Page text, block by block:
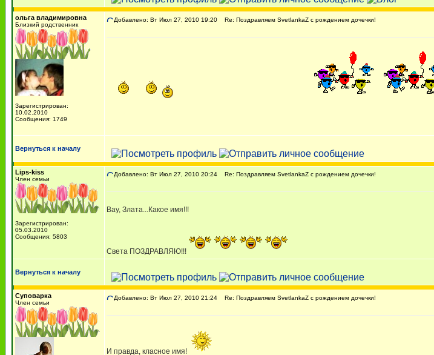
ольга владимировна
Близкий родственник
Зарегистрирован:
10.02.2010
Сообщения: 1749
Добавлено: Вт Июл 27, 2010 19:20 Re: Поздравляем SvetlankaZ с рождением дочечки!
Вернуться к началу
Lips-kiss
Член семьи
Зарегистрирован:
05.03.2010
Сообщения: 5803
Добавлено: Вт Июл 27, 2010 20:24 Re: Поздравляем SvetlankaZ с рождением дочечки!
Вау, Злата...Какое имя!!!
Света ПОЗДРАВЛЯЮ!!!
Вернуться к началу
Суповарка
Член семьи
Добавлено: Вт Июл 27, 2010 21:24 Re: Поздравляем SvetlankaZ с рождением дочечки!
И правда, класное имя!